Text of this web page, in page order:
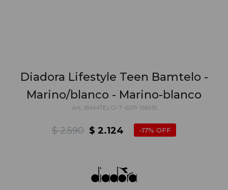
Diadora Lifestyle Teen Bamtelo -
Marino/blanco - Marino-blanco
BAMTELO-T-6011-156915
$ 2.124
$ 2.590 17